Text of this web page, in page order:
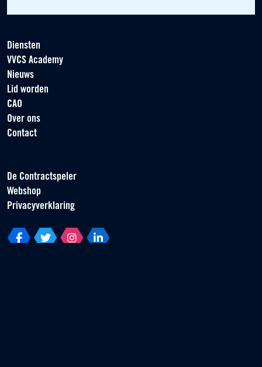
Diensten
VVCS Academy
Nieuws
Lid worden
CAO
Over ons
Contact
De Contractspeler
Webshop
Privacyverklaring